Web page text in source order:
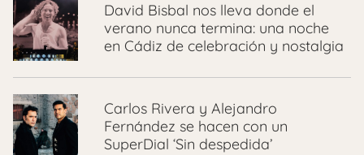
David Bisbal nos lleva donde el
verano nunca termina: una noche
en Cádiz de celebración y nostalgia
Carlos Rivera y Alejandro
Fernández se hacen con un
SuperDial ‘Sin despedida’